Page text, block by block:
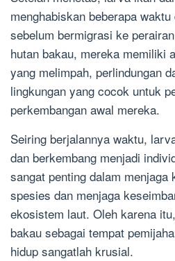
menghabiskan beberapa
sebelum bermigrasi ke
hutan bakau, mereka memiliki
yang melimpah, perlindungan
lingkungan yang cocok untuk
perkembangan awal mereka.
Seiring berjalannya waktu,
dan berkembang menjadi
sangat penting dalam menjaga
spesies dan menjaga
ekosistem laut. Oleh karena
bakau sebagai tempat
hidup sangatlah krusial.